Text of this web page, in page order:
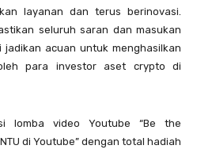
layanan dan terus berinovasi.
seluruh saran dan masukan
acuan untuk menghasilkan
para investor aset crypto di
lomba video Youtube “Be the
di Youtube” dengan total hadiah